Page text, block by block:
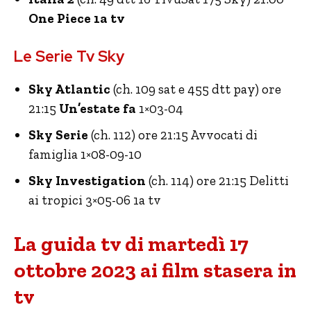
One Piece 1a tv
Le Serie Tv Sky
Sky Atlantic (ch. 109 sat e 455 dtt pay) ore
21:15 Un’estate fa 1×03-04
Sky Serie (ch. 112) ore 21:15 Avvocati di
famiglia 1×08-09-10
Sky Investigation (ch. 114) ore 21:15 Delitti
ai tropici 3×05-06 1a tv
La guida tv di martedì 17
ottobre 2023 ai film stasera in
tv